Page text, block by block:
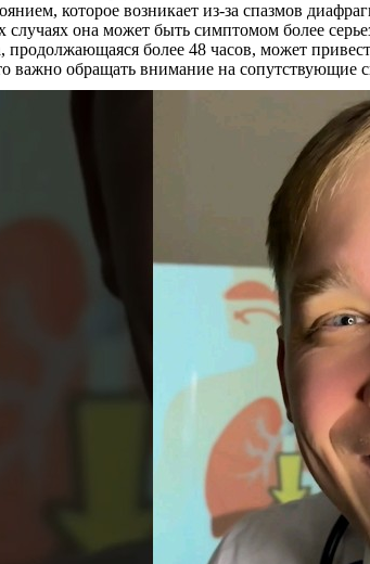
которое возникает из-за спазмов
она может быть симптомом более
продолжающаяся более 48 часов, может
важно обращать внимание на